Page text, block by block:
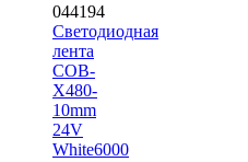
044194
Светодиодная
лента
COB-
X480-
10mm
24V
White6000